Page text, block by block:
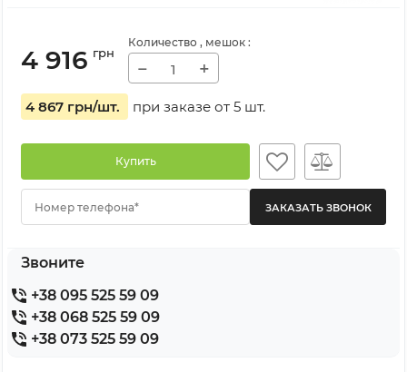
4 916 грн
Количество , мешок :
− +
4 867 грн/шт. при заказе от 5 шт.
Купить
Номер телефона*
Звоните
+38 095 525 59 09
+38 068 525 59 09
+38 073 525 59 09